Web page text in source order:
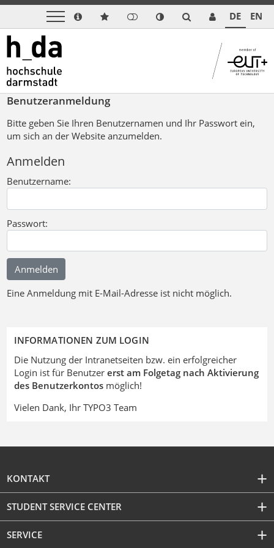
DE EN
Benutzeranmeldung
Bitte geben Sie Ihren Benutzernamen und Ihr Passwort ein,
um sich an der Website anzumelden.
Anmelden
Benutzername:
Passwort:
Eine Anmeldung mit E-Mail-Adresse ist nicht möglich.
INFORMATIONEN ZUM LOGIN
Die Nutzung der Intranetseiten bzw. ein erfolgreicher
Login ist für Benutzer erst am Folgetag nach Aktivierung
des Benutzerkontosmöglich!
Vielen Dank, Ihr TYPO3 Team
KONTAKT
STUDENT SERVICE CENTER
SERVICE